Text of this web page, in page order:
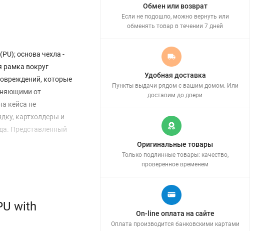
основа чехла -
рамка вокруг
которые
от
кейса не
картхолдеры и
Представленный
with
Обмен или возврат
Если не подошло, можно вернуть или
обменять товар в течении 7 дней
Удобная доставка
Пункты выдачи рядом с вашим домом. Или
доставим до двери
Оригинальные товары
Только подлинные товары: качество,
проверенное временем
On-line оплата на сайте
Оплата производится банковскими картами